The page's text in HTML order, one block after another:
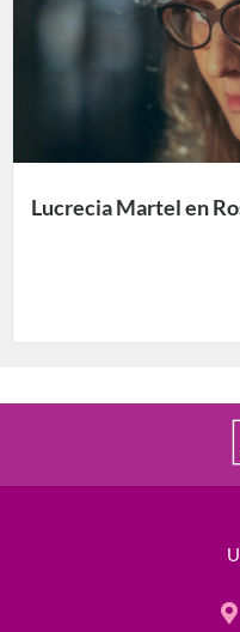
Lucrecia Martel en